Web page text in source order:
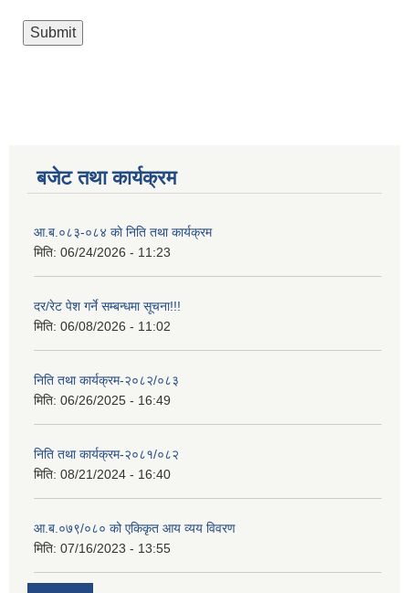
बजेट तथा कार्यक्रम
आ.ब.०८३-०८४ काे निति तथा कार्यक्रम
मिति: 06/24/2026 - 11:23
दर/रेट पेश गर्ने सम्बन्धमा सूचना!!!
मिति: 06/08/2026 - 11:02
निति तथा कार्यक्रम-२०८२/०८३
मिति: 06/26/2025 - 16:49
निति तथा कार्यक्रम-२०८१/०८२
मिति: 08/21/2024 - 16:40
आ.ब.०७९/०८० को एकिकृत आय व्यय विवरण
मिति: 07/16/2023 - 13:55